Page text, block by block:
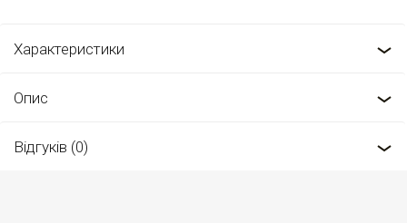
Характеристики
Опис
Відгуків (0)